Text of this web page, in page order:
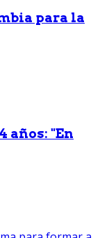
para la
años: "En